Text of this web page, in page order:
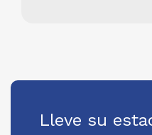
Lleve su